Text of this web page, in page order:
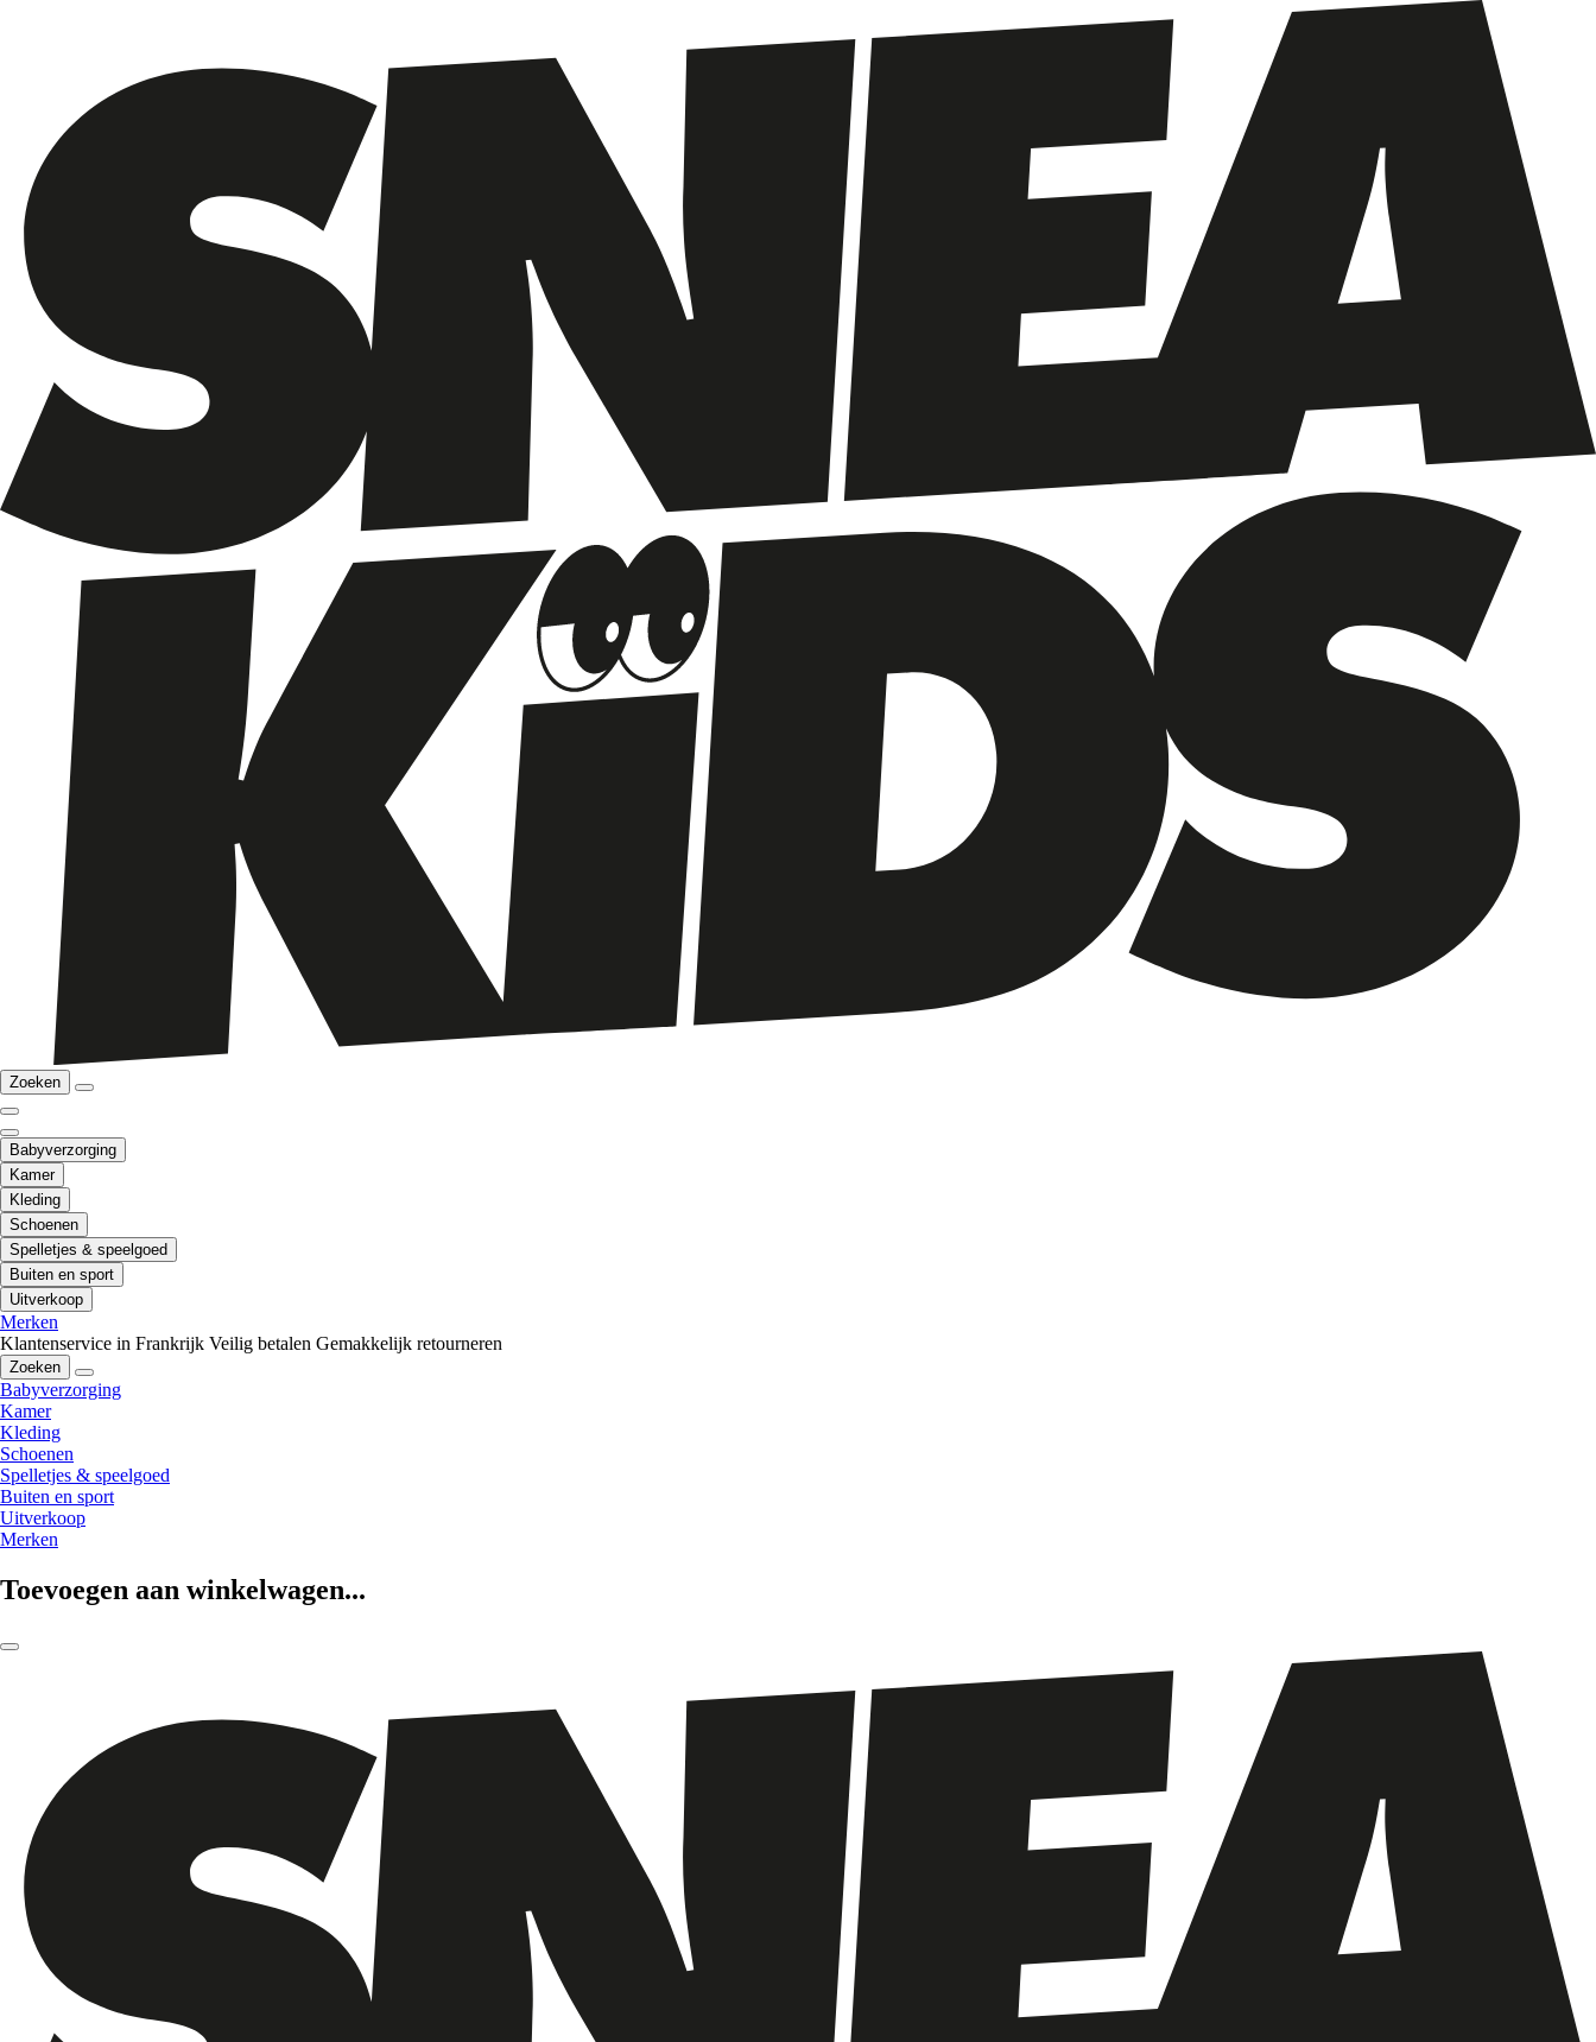
Zoeken
Babyverzorging
Kamer
Kleding
Schoenen
Spelletjes & speelgoed
Buiten en sport
Uitverkoop
Merken
Klantenservice in Frankrijk Veilig betalen Gemakkelijk retourneren
Zoeken
Babyverzorging
Kamer
Kleding
Schoenen
Spelletjes & speelgoed
Buiten en sport
Uitverkoop
Merken
Toevoegen aan winkelwagen...